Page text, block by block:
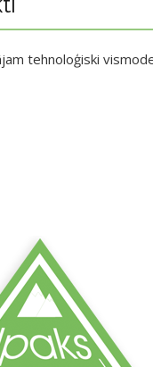
tehnoloģiski